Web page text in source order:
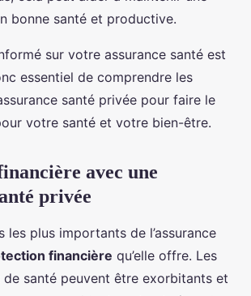
bonne santé et productive.
sur votre assurance santé est
essentiel de comprendre les
santé privée pour faire le
votre santé et votre bien-être.
avec une
privée
les plus importants de l’assurance
financière qu’elle offre. Les
santé peuvent être exorbitants et